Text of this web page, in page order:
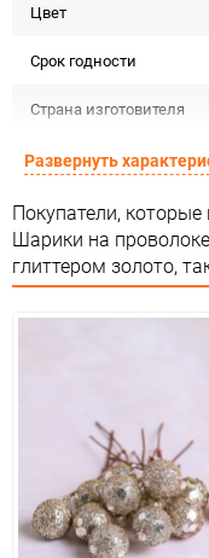
Цвет
Срок годности
Страна изготовителя
Предназначение товара
Сертификация
Особые условия
Развернуть
Покупатели, которые
Шарики на
глиттером золото,